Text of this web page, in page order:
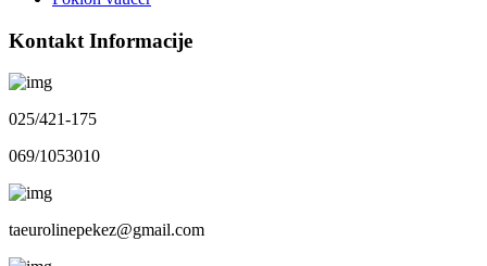
Kontakt Informacije
025/421-175
069/1053010
taeurolinepekez@gmail.com